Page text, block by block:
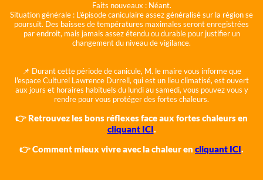
Faits nouveaux : Néant.
Situation générale : L'épisode caniculaire assez généralisé sur la région se
poursuit. Des baisses de températures maximales seront enregistrées
par endroit, mais jamais assez étendu ou durable pour justifier un
changement du niveau de vigilance.
📌 Durant cette période de canicule, M. le maire vous informe que
l'espace Culturel Lawrence Durrell, qui est un lieu climatisé, est ouvert
aux jours et horaires habituels du lundi au samedi, vous pouvez vous y
rendre pour vous protéger des fortes chaleurs.
👉 Retrouvez les bons réflexes face aux fortes chaleurs en
cliquant ICI.
👉 Comment mieux vivre avec la chaleur en cliquant ICI.